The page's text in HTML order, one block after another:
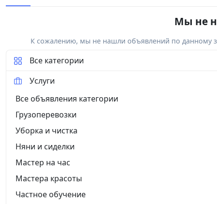
Мы не
К сожалению, мы не нашли объявлений по данному
Все категории
Услуги
Все объявления категории
Грузоперевозки
Уборка и чистка
Няни и сиделки
Мастер на час
Мастера красоты
Частное обучение